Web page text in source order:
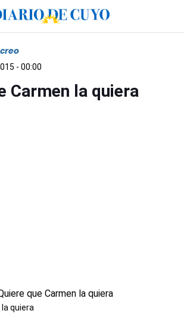
- 00:00
Carmen la quiera
quiera